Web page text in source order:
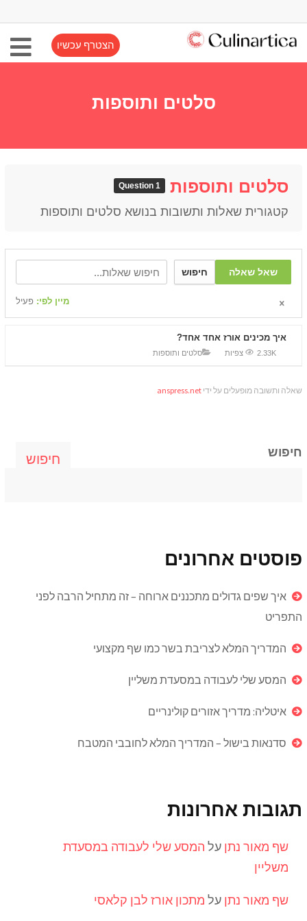
הצטרף עכשיו
סלטים ותוספות
סלטים ותוספות 1 Question
קטגורית שאלות ותשובות בנושא סלטים ותוספות
שאל שאלה חיפוש
מיין לפי: פעיל
איך מכינים אורז אחד אחד?
2.33K צפיות סלטים ותוספות
שאלה ותשובה מופעלים על ידי anspress.net
חיפוש חיפוש
פוסטים אחרונים
איך שפים גדולים מתכננים ארוחה – זה מתחיל הרבה לפני
התפריט
המדריך המלא לצריבת בשר כמו שף מקצועי
המסע שלי לעבודה במסעדת משליין
איטליה: מדריך אזורים קולינריים
סדנאות בישול – המדריך המלא לחובבי המטבח
תגובות אחרונות
שף מאור נתן על המסע שלי לעבודה במסעדת
משליין
שף מאור נתן על מתכון אורז לבן קלאסי